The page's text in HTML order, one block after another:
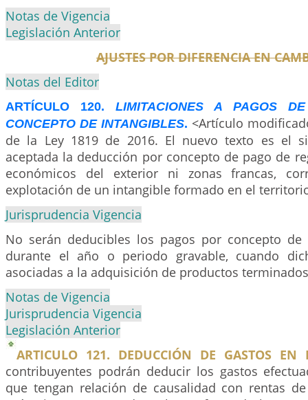
Notas de Vigencia
Legislación Anterior
AJUSTES POR DIFERENCIA EN
Notas del Editor
ARTÍCULO 120. LIMITACIONES A PAGOS
CONCEPTO DE INTANGIBLES. <Artículo
de la Ley 1819 de 2016. El nuevo texto es el
aceptada la deducción por concepto de pago de
económicos del exterior ni zonas francas,
explotación de un intangible formado en el
Jurisprudencia Vigencia
No serán deducibles los pagos por concepto de
durante el año o periodo gravable, cuando
asociadas a la adquisición de productos
Notas de Vigencia
Jurisprudencia Vigencia
Legislación Anterior
ARTICULO 121. DEDUCCIÓN DE GASTOS EN
contribuyentes podrán deducir los gastos
que tengan relación de causalidad con rentas